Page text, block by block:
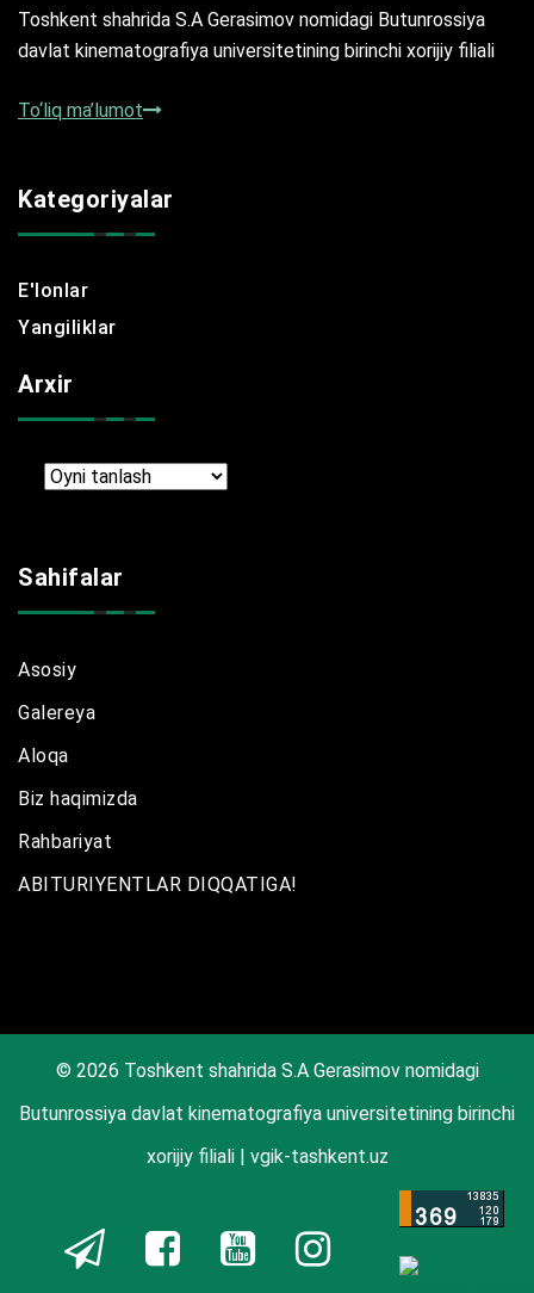
Toshkent shahrida S.A Gerasimov nomidagi Butunrossiya
davlat kinematografiya universitetining birinchi xorijiy filiali
To‘liq ma’lumot
Kategoriyalar
E'lonlar
Yangiliklar
Arxir
Arxir
Sahifalar
Asosiy
Galereya
Aloqa
Biz haqimizda
Rahbariyat
ABITURIYENTLAR DIQQATIGA!
© 2026 Toshkent shahrida S.A Gerasimov nomidagi
Butunrossiya davlat kinematografiya universitetining birinchi
xorijiy filiali | vgik-tashkent.uz